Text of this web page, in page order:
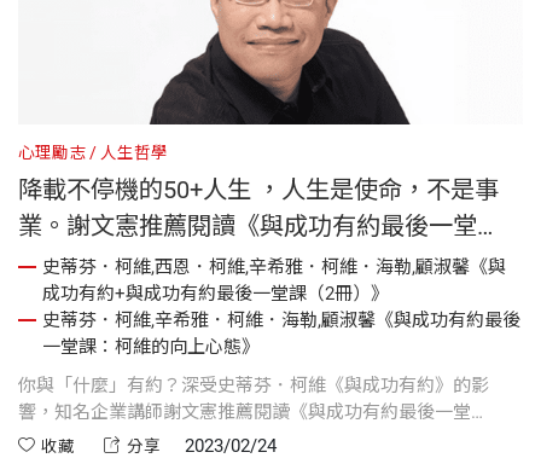
心理勵志 人生哲學
降載不停機的50+人生 ，人生是使命，不是事
業。謝文憲推薦閱讀《與成功有約最後一堂
課》史蒂芬．柯維,西恩．柯維,辛希雅．柯維．海勒,顧淑馨《與
成功有約+與成功有約最後一堂課（2冊）》
史蒂芬．柯維,辛希雅．柯維．海勒,顧淑馨《與成功有約最後
一堂課：柯維的向上心態》
你與「什麼」有約？深受史蒂芬．柯維《與成功有約》的影
響，知名企業講師謝文憲推薦閱讀《與成功有約最後一堂
課》，找到使命與貢獻點，並選擇以「降載不停機」的向上心
收藏 分享 2023/02/24